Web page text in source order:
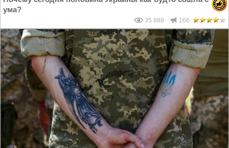
ума?
35 888 166